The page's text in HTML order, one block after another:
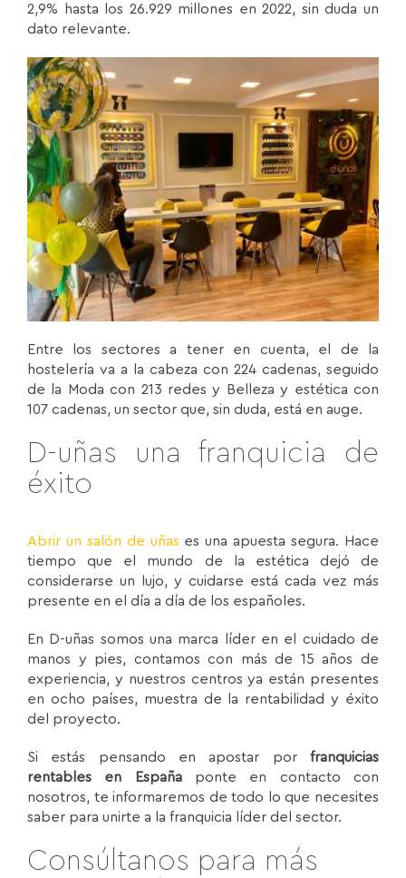
2,9% hasta los 26.929 millones en 2022, sin duda un
dato relevante.
Entre los sectores a tener en cuenta, el de la
hostelería va a la cabeza con 224 cadenas, seguido
de la Moda con 213 redes y Belleza y estética con
107 cadenas, un sector que, sin duda, está en auge.
D-uñas una franquicia de
éxito
Abrir un salón de uñas es una apuesta segura. Hace
tiempo que el mundo de la estética dejó de
considerarse un lujo, y cuidarse está cada vez más
presente en el día a día de los españoles.
En D-uñas somos una marca líder en el cuidado de
manos y pies, contamos con más de 15 años de
experiencia, y nuestros centros ya están presentes
en ocho países, muestra de la rentabilidad y éxito
del proyecto.
Si estás pensando en apostar porfranquicias
rentables en España ponte en contacto con
nosotros, te informaremos de todo lo que necesites
saber para unirte a la franquicia líder del sector.
Consúltanos para más